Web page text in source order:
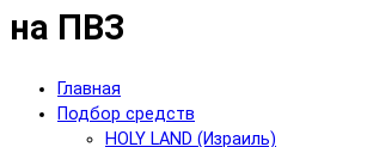
на ПВЗ
Главная
Подбор средств
HOLY LAND (Израиль)